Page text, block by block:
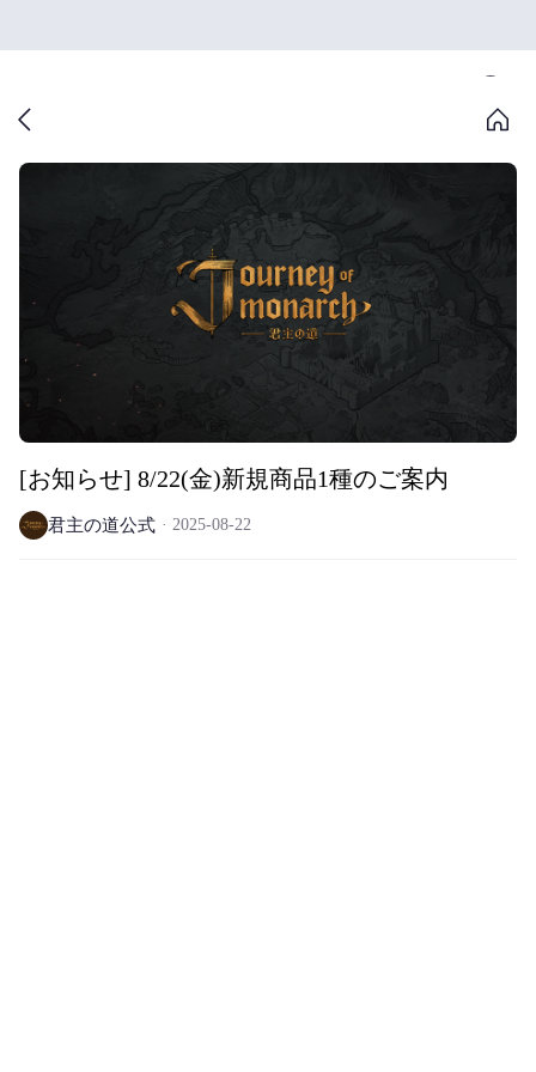
[お知らせ] 8/22(金)新規商品1種のご案内
君主の道公式 2025-08-22